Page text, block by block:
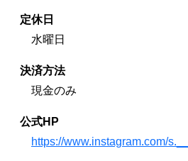
定休日
水曜日
決済方法
現金のみ
公式HP
https://www.instagram.com/